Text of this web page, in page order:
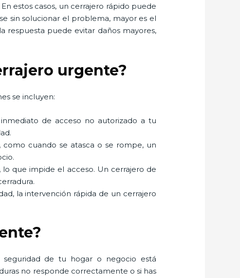
estos casos, un cerrajero rápido puede
sin solucionar el problema, mayor es el
respuesta puede evitar daños mayores,
urgente?
se incluyen:
de acceso no autorizado a tu
cuando se atasca o se rompe, un
que impide el acceso. Un cerrajero de
la intervención rápida de un cerrajero
de tu hogar o negocio está
no responde correctamente o si has